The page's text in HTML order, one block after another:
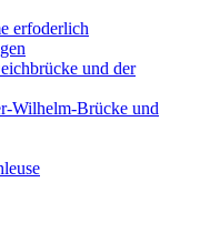
erfoderlich
und der
Wilhelm-Brücke und